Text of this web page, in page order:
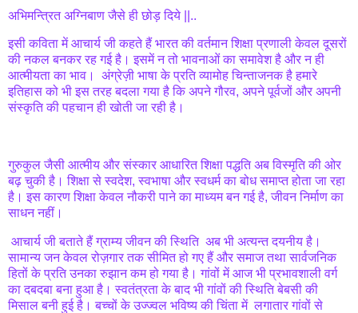
अभिमन्त्रित अग्निबाण जैसे ही छोड़ दिये ||..
इसी कविता में आचार्य जी कहते हैं भारत की वर्तमान शिक्षा प्रणाली केवल दूसरों
की नकल बनकर रह गई है। इसमें न तो भावनाओं का समावेश है और न ही
आत्मीयता का भाव। अंग्रेज़ी भाषा के प्रति व्यामोह चिन्ताजनक है हमारे
इतिहास को भी इस तरह बदला गया है कि अपने गौरव, अपने पूर्वजों और अपनी
संस्कृति की पहचान ही खोती जा रही है।
गुरुकुल जैसी आत्मीय और संस्कार आधारित शिक्षा पद्धति अब विस्मृति की ओर
बढ़ चुकी है। शिक्षा से स्वदेश, स्वभाषा और स्वधर्म का बोध समाप्त होता जा रहा
है। इस कारण शिक्षा केवल नौकरी पाने का माध्यम बन गई है, जीवन निर्माण का
साधन नहीं।
आचार्य जी बताते हैं ग्राम्य जीवन की स्थिति अब भी अत्यन्त दयनीय है।
सामान्य जन केवल रोज़गार तक सीमित हो गए हैं और समाज तथा सार्वजनिक
हितों के प्रति उनका रुझान कम हो गया है। गांवों में आज भी प्रभावशाली वर्ग
का दबदबा बना हुआ है। स्वतंत्रता के बाद भी गांवों की स्थिति बेबसी की
मिसाल बनी हुई है। बच्चों के उज्ज्वल भविष्य की चिंता में लगातार गांवों से